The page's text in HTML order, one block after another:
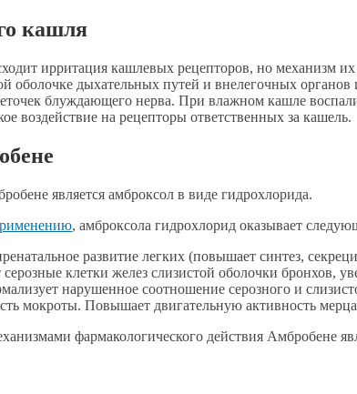
кашля
ирритация кашлевых рецепторов, но механизм
оболочке дыхательных путей и внелегочных
блуждающего нерва. При влажном кашле
воздействие на рецепторы ответственных за кашель.
является амброксол в виде гидрохлорида.
, амброксола гидрохлорид оказывает
развитие легких (повышает синтез,
клетки желез слизистой оболочки бронхов,
нарушенное соотношение серозного и
мокроты. Повышает двигательную активность
фармакологического действия Амбробене